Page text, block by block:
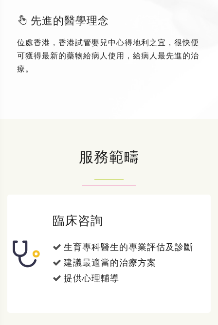
先進的醫學理念
位處香港，香港試管嬰兒中心得地利之宜，很快便
可獲得最新的藥物給病人使用，給病人最先進的治
療。
服務範疇
臨床咨詢
生育專科醫生的專業評估及診斷
建議最適當的治療方案
提供心理輔導